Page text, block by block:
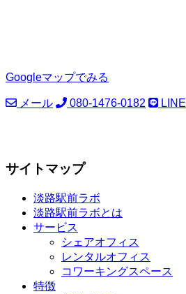
Googleマップでみる
メール 080-1476-0182 LINE
サイトマップ
淡路駅前ラボ
淡路駅前ラボとは
サービス
シェアオフィス
レンタルオフィス
コワーキングスペース
特徴